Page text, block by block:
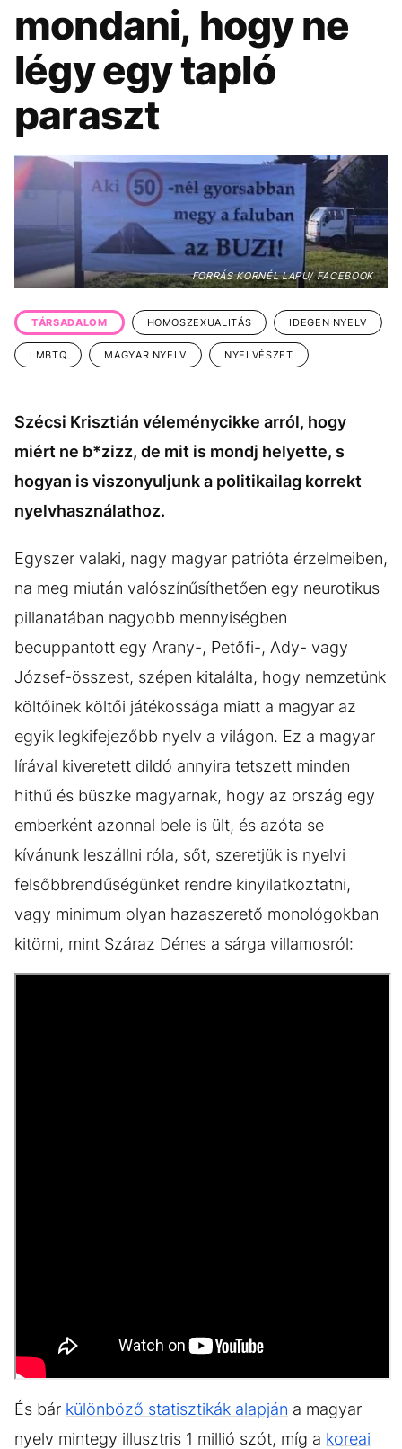
ÉLETMÓD
BESZÉLGETÉSEK
VIDEÓ
GASZTRO
mondani, hogy ne
légy egy tapló
paraszt
FORRÁS KORNÉL LAPU/ FACEBOOK
TÁRSADALOM HOMOSZEXUALITÁS IDEGEN NYELV
LMBTQ MAGYAR NYELV NYELVÉSZET
Szécsi Krisztián véleménycikke arról, hogy
miért ne b*zizz, de mit is mondj helyette, s
hogyan is viszonyuljunk a politikailag korrekt
nyelvhasználathoz.
Egyszer valaki, nagy magyar patrióta érzelmeiben,
na meg miután valószínűsíthetően egy neurotikus
pillanatában nagyobb mennyiségben
becuppantott egy Arany-, Petőfi-, Ady- vagy
József-összest, szépen kitalálta, hogy nemzetünk
költőinek költői játékossága miatt a magyar az
egyik legkifejezőbb nyelv a világon. Ez a magyar
lírával kiveretett dildó annyira tetszett minden
hithű és büszke magyarnak, hogy az ország egy
emberként azonnal bele is ült, és azóta se
kívánunk leszállni róla, sőt, szeretjük is nyelvi
felsőbbrendűségünket rendre kinyilatkoztatni,
vagy minimum olyan hazaszerető monológokban
kitörni, mint Száraz Dénes a sárga villamosról:
És bár különböző statisztikák alapján a magyar
nyelv mintegy illusztris 1 millió szót, míg a koreai